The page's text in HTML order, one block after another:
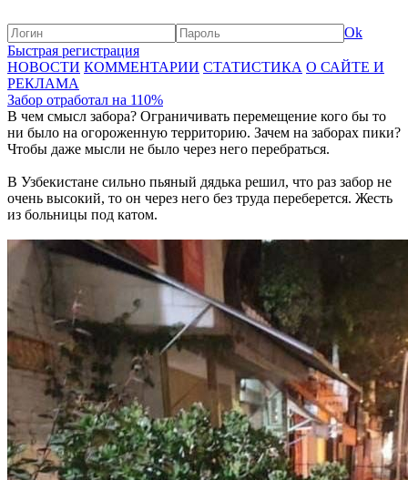
Ok
Быстрая регистрация
НОВОСТИ КОММЕНТАРИИ СТАТИСТИКА О САЙТЕ И
РЕКЛАМА
Забор отработал на 110%
В чем смысл забора? Ограничивать перемещение кого бы то
ни было на огороженную территорию. Зачем на заборах пики?
Чтобы даже мысли не было через него перебраться.
В Узбекистане сильно пьяный дядька решил, что раз забор не
очень высокий, то он через него без труда переберется. Жесть
из больницы под катом.